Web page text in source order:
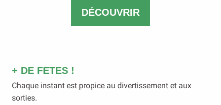
DÉCOUVRIR
+ DE FETES !
Chaque instant est propice au divertissement et aux
sorties.